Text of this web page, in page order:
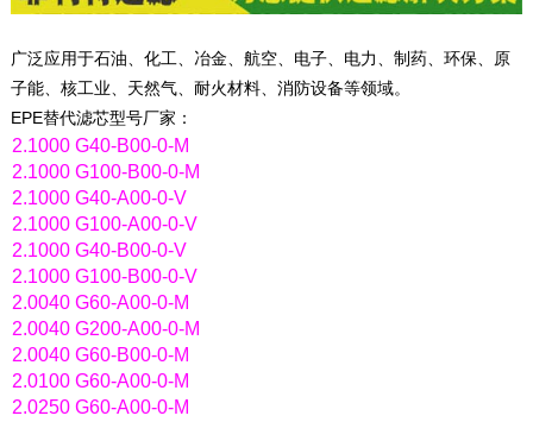
广泛应用于石油、化工、冶金、航空、电子、电力、制药、环保、原
子能、核工业、天然气、耐火材料、消防设备等领域。
EPE替代滤芯型号厂家：
2.1000 G40-B00-0-M
2.1000 G100-B00-0-M
2.1000 G40-A00-0-V
2.1000 G100-A00-0-V
2.1000 G40-B00-0-V
2.1000 G100-B00-0-V
2.0040 G60-A00-0-M
2.0040 G200-A00-0-M
2.0040 G60-B00-0-M
2.0100 G60-A00-0-M
2.0250 G60-A00-0-M